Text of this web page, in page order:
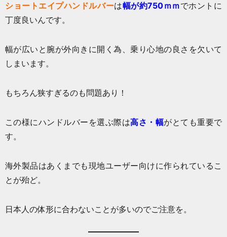
ショートエイプハンドルバーは幅が約750ｍｍでホントに
丁度良いんです。
幅が広いと腕が外向きに開く為、乗り心地の良さを欠いて
しまいます。
もちろん狭すぎるのも問題あり！
この様にハンドルバーを選ぶ際は高さ・幅がとても重要で
す。
海外製品はあくまでも現地ユーザー向けに作られているこ
とが殆ど。
日本人の体形に合わないことが多いのでご注意を。